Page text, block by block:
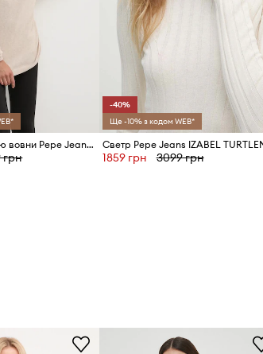
Светр з домішкою вовни Pepe Jeans ISELA V-NECK
грн
-40%
Ще -10% з кодом WEB*
1859 грн 3099 грн